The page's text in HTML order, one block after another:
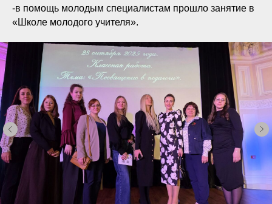
-в помощь молодым специалистам прошло занятие в
«Школе молодого учителя».